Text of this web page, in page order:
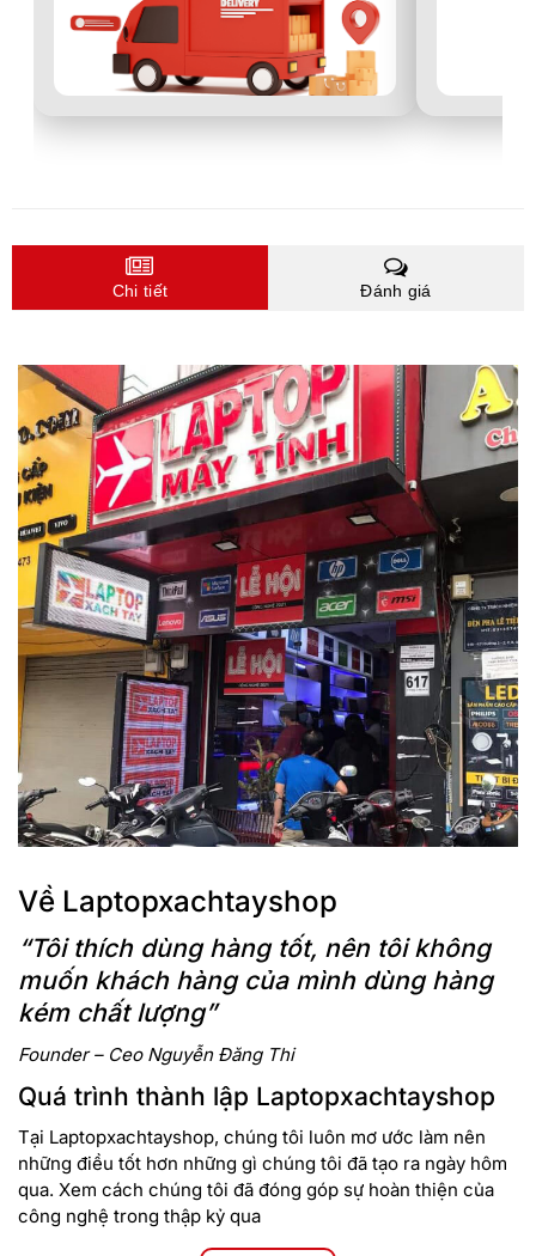
Chi tiết Đánh giá
Về Laptopxachtayshop
“Tôi thích dùng hàng tốt, nên tôi không
muốn khách hàng của mình dùng hàng
kém chất lượng”
Founder – Ceo Nguyễn Đăng Thi
Quá trình thành lập Laptopxachtayshop
Tại Laptopxachtayshop, chúng tôi luôn mơ ước làm nên
những điều tốt hơn những gì chúng tôi đã tạo ra ngày hôm
qua. Xem cách chúng tôi đã đóng góp sự hoàn thiện của
công nghệ trong thập kỷ qua